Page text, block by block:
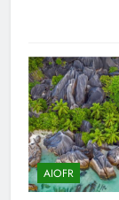
AIOFR